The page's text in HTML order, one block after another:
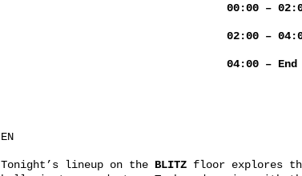
00:00 –
02:00 –
04:00 – End
EN
Tonight’s lineup on the BLITZfloor explores